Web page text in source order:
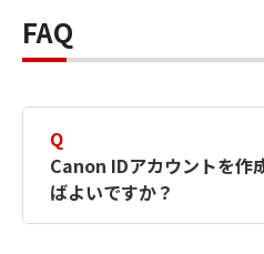
FAQ
Q
Canon IDアカウントを作
ばよいですか？